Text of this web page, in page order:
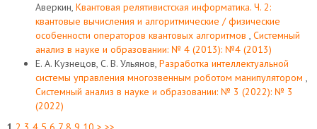
Аверкин, Квантовая релятивистская информатика. Ч. 2:
квантовые вычисления и алгоритмические / физические
особенности операторов квантовых алгоритмов , Системный
анализ в науке и образовании: № 4 (2013): №4 (2013)
Е. А. Кузнецов, С. В. Ульянов, Разработка интеллектуальной
системы управления многозвенным роботом манипулятором ,
Системный анализ в науке и образовании: № 3 (2022): № 3
(2022)